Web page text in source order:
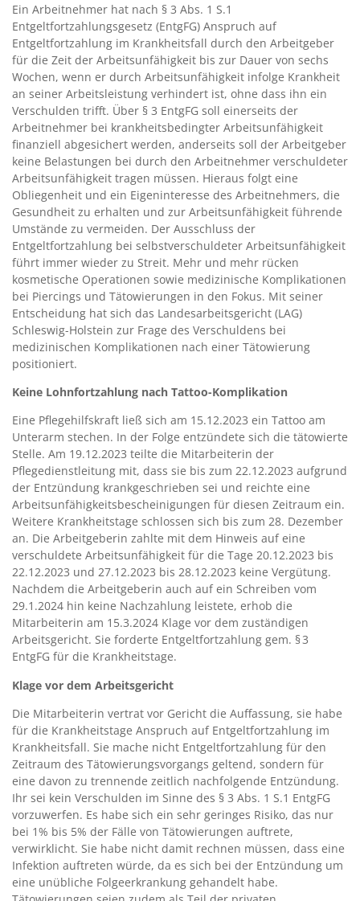
Ein Arbeitnehmer hat nach § 3 Abs. 1 S.1
Entgeltfortzahlungsgesetz (EntgFG) Anspruch auf
Entgeltfortzahlung im Krankheitsfall durch den Arbeitgeber
für die Zeit der Arbeitsunfähigkeit bis zur Dauer von sechs
Wochen, wenn er durch Arbeitsunfähigkeit infolge Krankheit
an seiner Arbeitsleistung verhindert ist, ohne dass ihn ein
Verschulden trifft. Über § 3 EntgFG soll einerseits der
Arbeitnehmer bei krankheitsbedingter Arbeitsunfähigkeit
finanziell abgesichert werden, anderseits soll der Arbeitgeber
keine Belastungen bei durch den Arbeitnehmer verschuldeter
Arbeitsunfähigkeit tragen müssen. Hieraus folgt eine
Obliegenheit und ein Eigeninteresse des Arbeitnehmers, die
Gesundheit zu erhalten und zur Arbeitsunfähigkeit führende
Umstände zu vermeiden. Der Ausschluss der
Entgeltfortzahlung bei selbstverschuldeter Arbeitsunfähigkeit
führt immer wieder zu Streit. Mehr und mehr rücken
kosmetische Operationen sowie medizinische Komplikationen
bei Piercings und Tätowierungen in den Fokus. Mit seiner
Entscheidung hat sich das Landesarbeitsgericht (LAG)
Schleswig-Holstein zur Frage des Verschuldens bei
medizinischen Komplikationen nach einer Tätowierung
positioniert.
Keine Lohnfortzahlung nach Tattoo-Komplikation
Eine Pflegehilfskraft ließ sich am 15.12.2023 ein Tattoo am
Unterarm stechen. In der Folge entzündete sich die tätowierte
Stelle. Am 19.12.2023 teilte die Mitarbeiterin der
Pflegedienstleitung mit, dass sie bis zum 22.12.2023 aufgrund
der Entzündung krankgeschrieben sei und reichte eine
Arbeitsunfähigkeitsbescheinigungen für diesen Zeitraum ein.
Weitere Krankheitstage schlossen sich bis zum 28. Dezember
an. Die Arbeitgeberin zahlte mit dem Hinweis auf eine
verschuldete Arbeitsunfähigkeit für die Tage 20.12.2023 bis
22.12.2023 und 27.12.2023 bis 28.12.2023 keine Vergütung.
Nachdem die Arbeitgeberin auch auf ein Schreiben vom
29.1.2024 hin keine Nachzahlung leistete, erhob die
Mitarbeiterin am 15.3.2024 Klage vor dem zuständigen
Arbeitsgericht. Sie forderte Entgeltfortzahlung gem. § 3
EntgFG für die Krankheitstage.
Klage vor dem Arbeitsgericht
Die Mitarbeiterin vertrat vor Gericht die Auffassung, sie habe
für die Krankheitstage Anspruch auf Entgeltfortzahlung im
Krankheitsfall. Sie mache nicht Entgeltfortzahlung für den
Zeitraum des Tätowierungsvorgangs geltend, sondern für
eine davon zu trennende zeitlich nachfolgende Entzündung.
Ihr sei kein Verschulden im Sinne des § 3 Abs. 1 S.1 EntgFG
vorzuwerfen. Es habe sich ein sehr geringes Risiko, das nur
bei 1% bis 5% der Fälle von Tätowierungen auftrete,
verwirklicht. Sie habe nicht damit rechnen müssen, dass eine
Infektion auftreten würde, da es sich bei der Entzündung um
eine unübliche Folgeerkrankung gehandelt habe.